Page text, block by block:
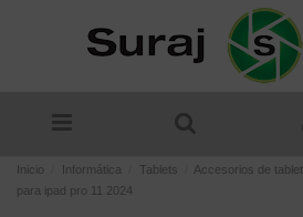
Inicio Informática Tablets Accesorios de tablet
para ipad pro 11 2024